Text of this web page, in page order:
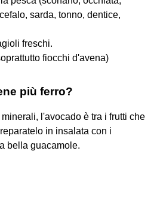
sarda, tonno, dentice,
freschi.
fiocchi d'avena)
più ferro?
l'avocado è tra i frutti che
in insalata con i
bella guacamole.